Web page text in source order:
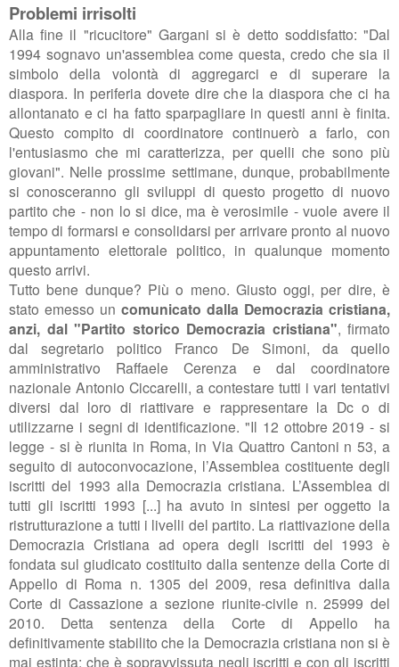
Problemi irrisolti
Alla fine il "ricucitore" Gargani si è detto soddisfatto: "Dal
1994 sognavo un'assemblea come questa, credo che sia il
simbolo della volontà di aggregarci e di superare la
diaspora. In periferia dovete dire che la diaspora che ci ha
allontanato e ci ha fatto sparpagliare in questi anni è finita.
Questo compito di coordinatore continuerò a farlo, con
l'entusiasmo che mi caratterizza, per quelli che sono più
giovani". Nelle prossime settimane, dunque, probabilmente
si conosceranno gli sviluppi di questo progetto di nuovo
partito che - non lo si dice, ma è verosimile - vuole avere il
tempo di formarsi e consolidarsi per arrivare pronto al nuovo
appuntamento elettorale politico, in qualunque momento
questo arrivi.
Tutto bene dunque? Più o meno. Giusto oggi, per dire, è
stato emesso un comunicato dalla Democrazia cristiana,
anzi, dal "Partito storico Democrazia cristiana", firmato
dal segretario politico Franco De Simoni, da quello
amministrativo Raffaele Cerenza e dal coordinatore
nazionale Antonio Ciccarelli, a contestare tutti i vari tentativi
diversi dal loro di riattivare e rappresentare la Dc o di
utilizzarne i segni di identificazione. "Il 12 ottobre 2019 - si
legge - si è riunita in Roma, in Via Quattro Cantoni n 53, a
seguito di autoconvocazione, l’Assemblea costituente degli
iscritti del 1993 alla Democrazia cristiana. L’Assemblea di
tutti gli iscritti 1993 [...] ha avuto in sintesi per oggetto la
ristrutturazione a tutti i livelli del partito. La riattivazione della
Democrazia Cristiana ad opera degli iscritti del 1993 è
fondata sul giudicato costituito dalla sentenze della Corte di
Appello di Roma n. 1305 del 2009, resa definitiva dalla
Corte di Cassazione a sezione riunite-civile n. 25999 del
2010. Detta sentenza della Corte di Appello ha
definitivamente stabilito che la Democrazia cristiana non si è
mai estinta; che è sopravvissuta negli iscritti e con gli iscritti